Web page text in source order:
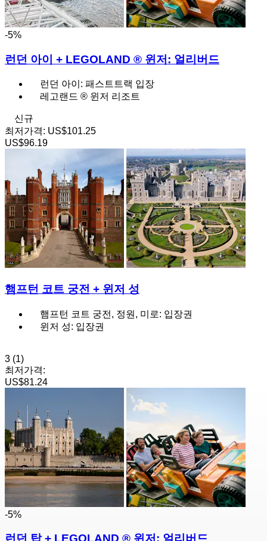
-5%
런던 아이 + LEGOLAND ® 윈저: 얼리버드
런던 아이: 패스트트랙 입장
레고랜드 ® 윈저 리조트
신규
최저가격: US$101.25
US$96.19
햄프턴 코트 궁전 + 윈저 성
햄프턴 코트 궁전, 정원, 미로: 입장권
윈저 성: 입장권
3 (1)
최저가격:
US$81.24
-5%